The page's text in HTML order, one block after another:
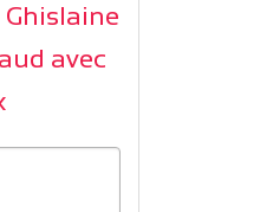
Ghislaine
avec